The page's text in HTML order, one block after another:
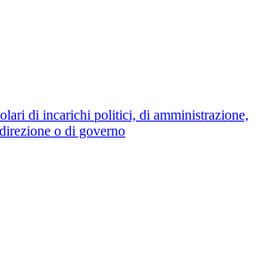
di incarichi politici, di amministrazione,
o di governo